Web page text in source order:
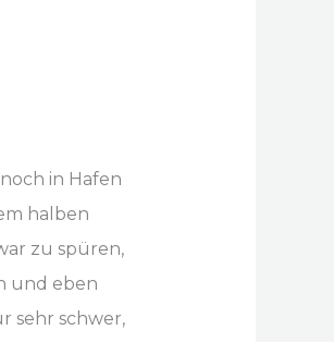
in Hafen
halben
zu spüren,
und eben
sehr schwer,